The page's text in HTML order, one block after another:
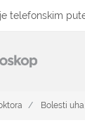
telefonskim
Bolesti